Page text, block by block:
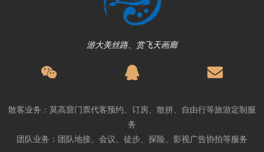
游大美丝路、赏飞天画廊
散客业务：莫高窟门票代客预约、订房、散拼、自由行等旅游定制服
务
团队业务：团队地接、会议、徒步、探险、影视广告协拍等服务